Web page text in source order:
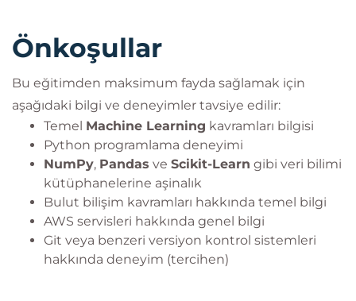
Önkoşullar
Bu eğitimden maksimum fayda sağlamak için
aşağıdaki bilgi ve deneyimler tavsiye edilir:
Temel Machine Learning kavramları bilgisi
Python programlama deneyimi
NumPy, Pandas ve Scikit-Learn gibi veri bilimi
kütüphanelerine aşinalık
Bulut bilişim kavramları hakkında temel bilgi
AWS servisleri hakkında genel bilgi
Git veya benzeri versiyon kontrol sistemleri
hakkında deneyim (tercihen)